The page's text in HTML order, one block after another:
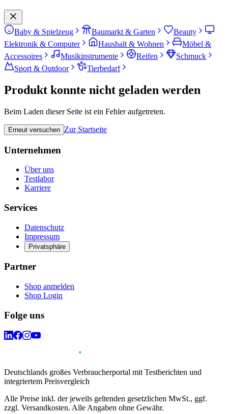
Baby & Spielzeug Baumarkt & Garten
Beauty
Elektronik & Computer
Haushalt & Wohnen
Möbel &
Accessoires
Musikinstrumente Reifen
Schmuck
Sport & Outdoor
Tierbedarf
Produkt konnte nicht geladen werden
Beim Laden dieser Seite ist ein Fehler aufgetreten.
Erneut versuchen Zur Startseite
Unternehmen
Über uns
Testlabor
Karriere
Services
Datenschutz
Impressum
Privatsphäre
Partner
Shop anmelden
Shop Login
Folge uns
Deutschlands großes Verbraucherportal mit Testberichten und
integriertem Preisvergleich
Alle Preise inkl. der jeweils geltenden gesetzlichen MwSt., ggf.
zzgl. Versandkosten. Alle Angaben ohne Gewähr.